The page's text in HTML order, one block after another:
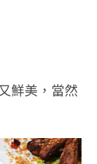
鮮美，當然